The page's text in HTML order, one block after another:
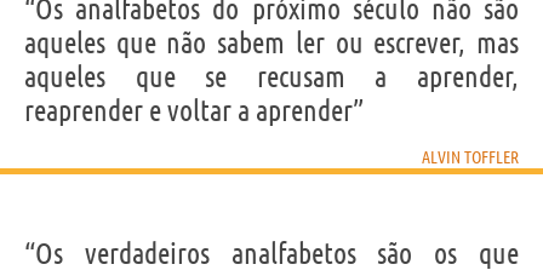
“Os analfabetos do próximo século não são
aqueles que não sabem ler ou escrever, mas
aqueles que se recusam a aprender,
reaprender e voltar a aprender”
ALVIN TOFFLER
“Os verdadeiros analfabetos são os que